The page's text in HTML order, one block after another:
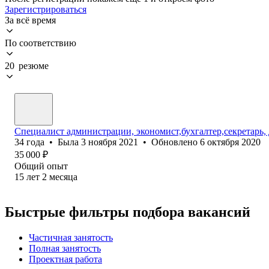
Зарегистрироваться
За всё время
По соответствию
20 резюме
Специалист администрации,
34 года • Была 3 ноября 2021 • Обновлено 6 октября 2020
35 000 ₽
Общий опыт
15 лет 2 месяца
Быстрые фильтры подбора вакансий
Частичная занятость
Полная занятость
Проектная работа